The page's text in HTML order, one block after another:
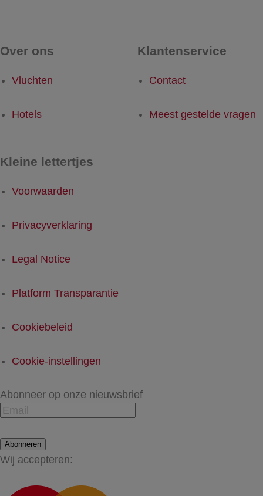
Over ons
Vluchten
Hotels
Klantenservice
Contact
Meest gestelde vragen
Kleine lettertjes
Voorwaarden
Privacyverklaring
Legal Notice
Platform Transparantie
Cookiebeleid
Cookie-instellingen
Abonneer op onze nieuwsbrief
Abonneren
Wij accepteren: